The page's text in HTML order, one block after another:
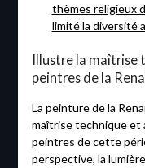
thèmes religieux
limité la diversité
Illustre la maîtrise
peintres de la
La peinture de la
maîtrise technique et
peintres de cette
perspective, la